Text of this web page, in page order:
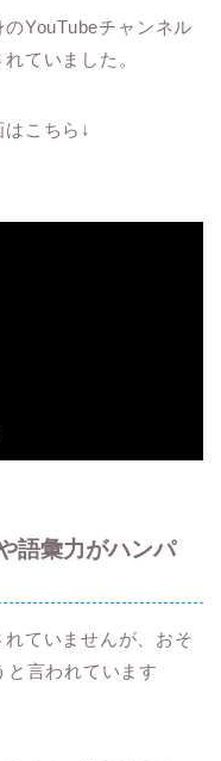
YouTubeチャンネル
ていました。
こちら↓
語彙力がハンパ
ていませんが、おそ
と言われています